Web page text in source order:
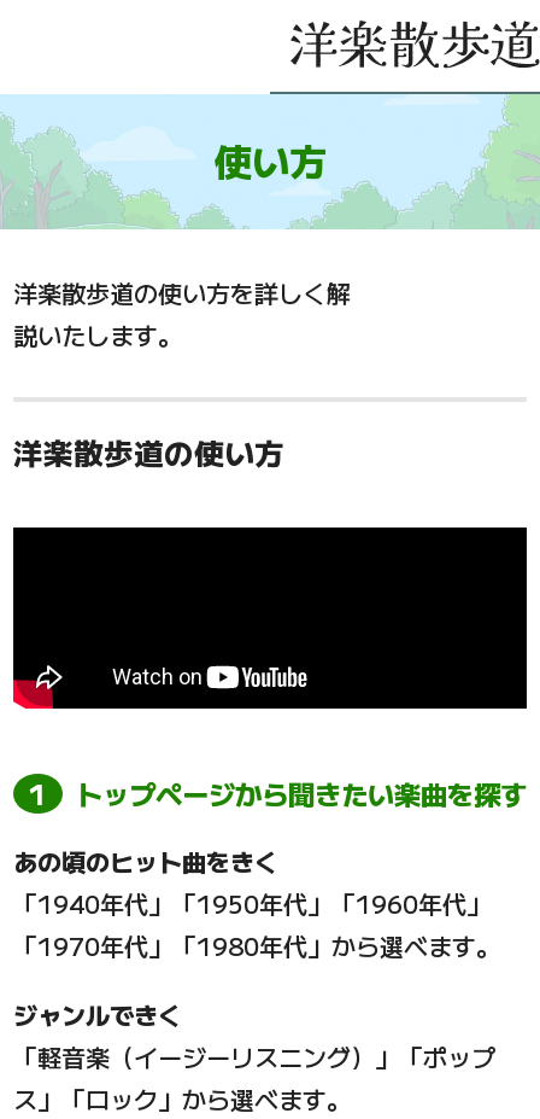
使い方
洋楽散歩道の使い方を詳しく解
説いたします。
洋楽散歩道の使い方
トップページから聞きたい楽曲を探す
あの頃のヒット曲をきく
「1940年代」「1950年代」「1960年代」
「1970年代」「1980年代」から選べます。
ジャンルできく
「軽音楽（イージーリスニング）」「ポップ
ス」「ロック」から選べます。